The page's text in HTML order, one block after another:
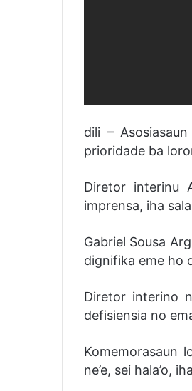
dili –
prioridade ba
Diretor interinu
imprensa, iha
Gabriel Sousa
dignifika eme ho
Diretor interino
defisiensia no
Komemorasaun
ne’e, sei hala’o,